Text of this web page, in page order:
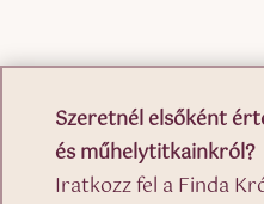
Szeretnél elsőként
és műhelytitkainkról?
Iratkozz fel a Finda